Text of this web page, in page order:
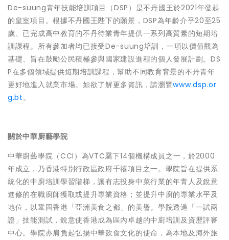
De-suung青年技能培訓項目（DSP）是不丹國王於2021年發起
的皇室項目。根據不丹國王陛下的願景，DSP為年齡介乎20至25
歲、已完成高中教育的不丹待業青年提供一系列高質素的短期培
訓課程。所有參加者均已接受De-suung培訓，一項以價值觀為
基礎、旨在鼓勵公民積極參與國家建設進程的個人發展計劃。DS
P在多個領域提供短期培訓課程，幫助不同教育背景的不丹青年
更好地進入就業市場。如欲了解更多資訊，請瀏覽www.dsp.or
g.bt。
關於中華廚藝學院
中華廚藝學院（CCI）為VTC屬下14個機構成員之一，於2000
年成立，乃香港特別行政區政府千禧項目之一。學院旨在提供系
統化的中廚培訓學習階梯，讓有志投身中菜行業的年青人及銳意
進修的在職廚師獲取或提升專業資格；並提升中廚的專業水平及
地位，以鞏固香港「亞洲美食之都」的美譽。學院透過「一試兩
證」技能測試，銳意使香港成為區內卓越的中廚培訓及資歷評審
中心。學院亦肩負起弘揚中華飲食文化的使命，為本地及海外旅